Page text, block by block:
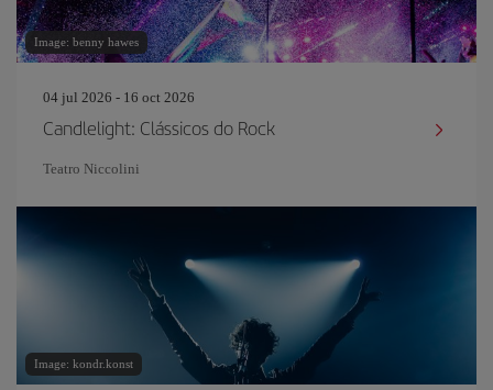
Image: benny hawes
04 jul 2026 - 16 oct 2026
Candlelight: Clássicos do Rock
Teatro Niccolini
Image: kondr.konst